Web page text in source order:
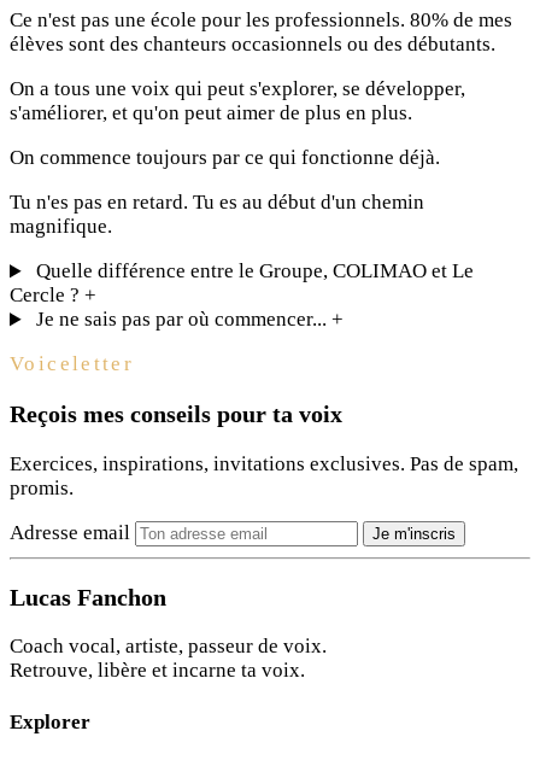
Ce n'est pas une école pour les professionnels. 80% de mes
élèves sont des chanteurs occasionnels ou des débutants.
On a tous une voix qui peut s'explorer, se développer,
s'améliorer, et qu'on peut aimer de plus en plus.
On commence toujours par ce qui fonctionne déjà.
Tu n'es pas en retard. Tu es au début d'un chemin
magnifique.
Quelle différence entre le Groupe, COLIMAO et Le
Cercle ? +
Je ne sais pas par où commencer...+
Voiceletter
Reçois mes conseils pour ta voix
Exercices, inspirations, invitations exclusives. Pas de spam,
promis.
Adresse email
Je m'inscris
Lucas Fanchon
Coach vocal, artiste, passeur de voix.
Retrouve, libère et incarne ta voix.
Explorer